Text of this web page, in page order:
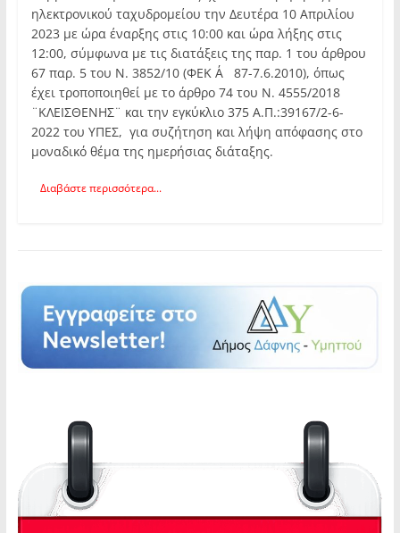
ηλεκτρονικού ταχυδρομείου την Δευτέρα 10 Απριλίου
2023 με ώρα έναρξης στις 10:00 και ώρα λήξης στις
12:00, σύμφωνα με τις διατάξεις της παρ. 1 του άρθρου
67 παρ. 5 του Ν. 3852/10 (ΦΕΚ Α΄ 87-7.6.2010), όπως
έχει τροποποιηθεί με το άρθρο 74 του Ν. 4555/2018
¨ΚΛΕΙΣΘΕΝΗΣ¨ και την εγκύκλιο 375 Α.Π.:39167/2-6-
2022 του ΥΠΕΣ, για συζήτηση και λήψη απόφασης στο
μοναδικό θέμα της ημερήσιας διάταξης.
Διαβάστε περισσότερα...